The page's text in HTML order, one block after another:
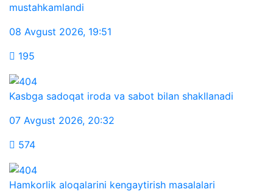
mustahkamlandi
08 Avgust 2026, 19:51
195
Kasbga sadoqat iroda va sabot bilan shakllanadi
07 Avgust 2026, 20:32
574
Hamkorlik aloqalarini kengaytirish masalalari